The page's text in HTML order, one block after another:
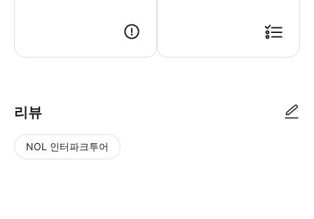
리뷰
NOL 인터파크투어